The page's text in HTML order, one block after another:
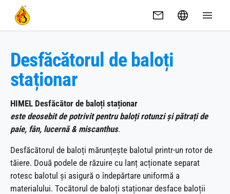
Desfăcătorul de baloți
staționar
HIMEL Desfăcător de baloți staționar
este deosebit de potrivit pentru baloți rotunzi și pătrați de
paie, fân, lucernă & miscanthus.
Desfăcătorul de baloți mărunțește balotul printr-un rotor de
tăiere. Două podele de răzuire cu lanț acționate separat
rotesc balotul și asigură o îndepărtare uniformă a
materialului. Tocătorul de baloți staționar desface baloții